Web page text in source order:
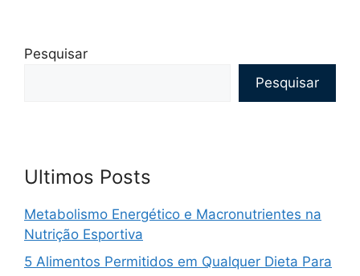
Pesquisar
Pesquisar
Ultimos Posts
Metabolismo Energético e Macronutrientes na
Nutrição Esportiva
5 Alimentos Permitidos em Qualquer Dieta Para